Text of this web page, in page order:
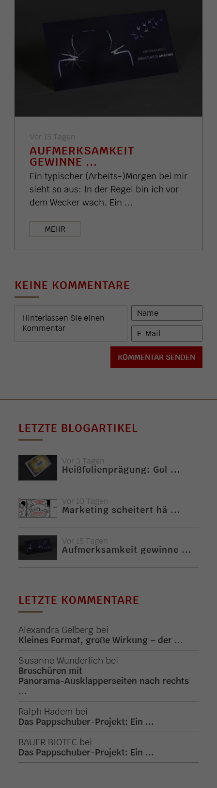
Vor 15 Tagen
AUFMERKSAMKEIT
GEWINNE ...
Ein typischer (Arbeits-)Morgen bei mir
sieht so aus: In der Regel bin ich vor
dem Wecker wach. Ein ...
MEHR
KEINE KOMMENTARE
LETZTE BLOGARTIKEL
Vor 3 Tagen
Heißfolienprägung: Gol ...
Vor 10 Tagen
Marketing scheitert hä ...
Vor 15 Tagen
Aufmerksamkeit gewinne ...
LETZTE KOMMENTARE
Alexandra Gelberg bei
Kleines Format, große Wirkung – der ...
Susanne Wunderlich bei
Broschüren mit
Panorama-Ausklapperseiten nach rechts
...
Ralph Hadem bei
Das Pappschuber-Projekt: Ein ...
BAUER BIOTEC bei
Das Pappschuber-Projekt: Ein ...